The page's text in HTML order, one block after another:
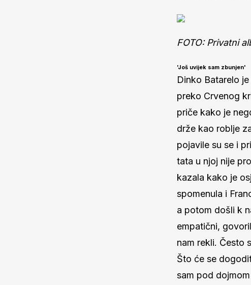
FOTO: Privatni
'Još uvijek sam zbunjen'
Dinko Batarelo
preko Crvenog
priče kako je
drže kao roblje
pojavile su se i
tata u njoj nije
kazala kako je
spomenula i
a potom došli k
empatični,
nam rekli. Često
Što će se
sam pod